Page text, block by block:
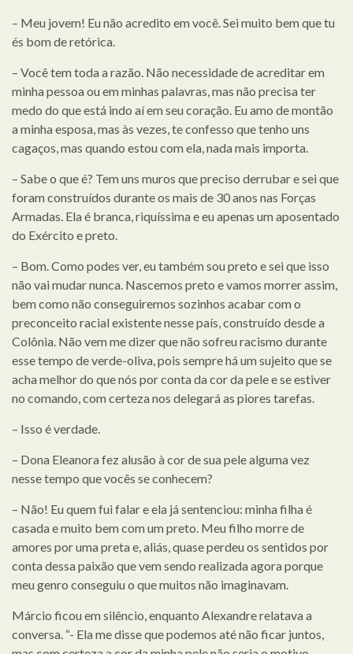
– Meu jovem! Eu não acredito em você. Sei muito bem que tu
és bom de retórica.
– Você tem toda a razão. Não necessidade de acreditar em
minha pessoa ou em minhas palavras, mas não precisa ter
medo do que está indo aí em seu coração. Eu amo de montão
a minha esposa, mas às vezes, te confesso que tenho uns
cagaços, mas quando estou com ela, nada mais importa.
– Sabe o que é? Tem uns muros que preciso derrubar e sei que
foram construídos durante os mais de 30 anos nas Forças
Armadas. Ela é branca, riquíssima e eu apenas um aposentado
do Exército e preto.
– Bom. Como podes ver, eu também sou preto e sei que isso
não vai mudar nunca. Nascemos preto e vamos morrer assim,
bem como não conseguiremos sozinhos acabar com o
preconceito racial existente nesse país, construído desde a
Colônia. Não vem me dizer que não sofreu racismo durante
esse tempo de verde-oliva, pois sempre há um sujeito que se
acha melhor do que nós por conta da cor da pele e se estiver
no comando, com certeza nos delegará as piores tarefas.
– Isso é verdade.
– Dona Eleanora fez alusão à cor de sua pele alguma vez
nesse tempo que vocês se conhecem?
– Não! Eu quem fui falar e ela já sentenciou: minha filha é
casada e muito bem com um preto. Meu filho morre de
amores por uma preta e, aliás, quase perdeu os sentidos por
conta dessa paixão que vem sendo realizada agora porque
meu genro conseguiu o que muitos não imaginavam.
Márcio ficou em silêncio, enquanto Alexandre relatava a
conversa. “- Ela me disse que podemos até não ficar juntos,